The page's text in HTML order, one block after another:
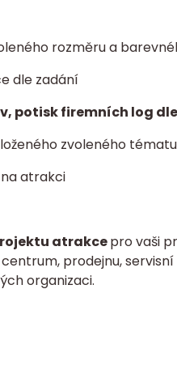
rozměru a
dle zadání
potisk firemních log
zvoleného tématu
atrakci
atrakcepro vaši
prodejnu,
organizaci.